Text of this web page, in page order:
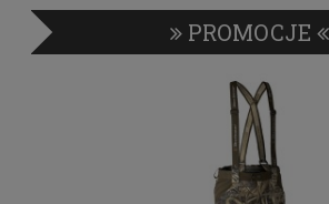
PROMOCJE